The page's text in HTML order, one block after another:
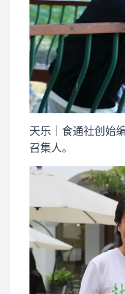
天乐｜食通社创始
召集人。